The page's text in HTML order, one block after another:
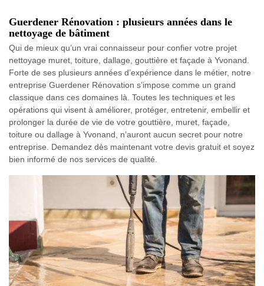
Guerdener Rénovation : plusieurs années dans le
nettoyage de bâtiment
Qui de mieux qu’un vrai connaisseur pour confier votre projet
nettoyage muret, toiture, dallage, gouttière et façade à Yvonand.
Forte de ses plusieurs années d’expérience dans le métier, notre
entreprise Guerdener Rénovation s’impose comme un grand
classique dans ces domaines là. Toutes les techniques et les
opérations qui visent à améliorer, protéger, entretenir, embellir et
prolonger la durée de vie de votre gouttière, muret, façade,
toiture ou dallage à Yvonand, n’auront aucun secret pour notre
entreprise. Demandez dès maintenant votre devis gratuit et soyez
bien informé de nos services de qualité.